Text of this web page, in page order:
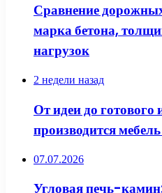
Сравнение
марка бетона,
нагрузок
2 недели назад
От идеи до готового
производится
07.07.2026
Угловая печь-